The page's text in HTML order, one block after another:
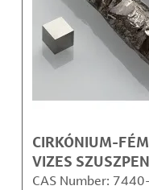
CIRKÓNIUM-
VIZES
CAS Number: